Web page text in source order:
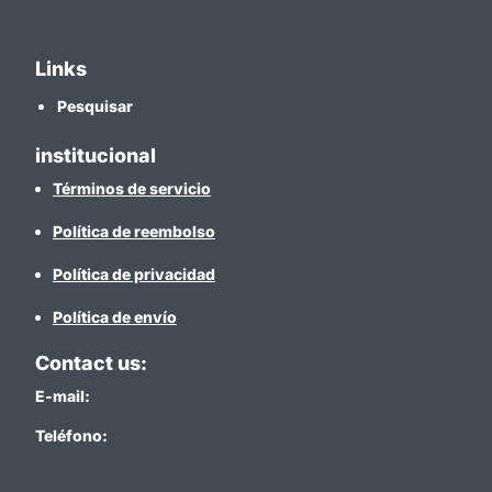
Links
Pesquisar
institucional
Términos de servicio
Política de reembolso
Política de privacidad
Política de envío
Contact us:
E-mail:
Teléfono: